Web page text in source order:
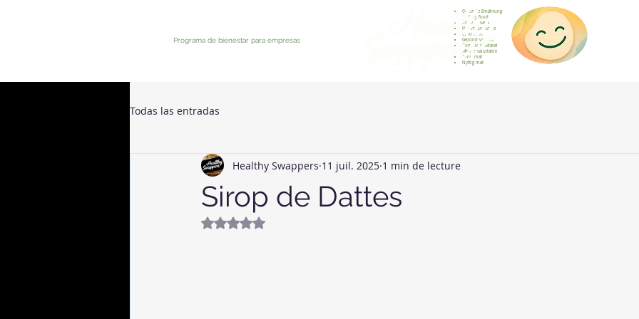
Programa de bienestar para empresas
Gesunde Ernährung
Healthy food
Comida sana
Nourriture saine
Cibo sano
Gezond voedsel
Comida saudável
Menjar saludable
Sunn mat
Nyttig mat
Todas las entradas
Sirop de Dattes
Healthy Swappers 11 juil. 2025 1 min de lecture
Noté NaN étoiles sur 5.